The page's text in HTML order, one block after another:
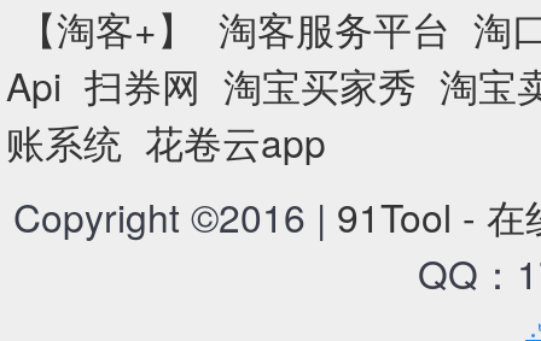
【淘客+】
淘客服务平台 淘
Api 扫券网 淘宝买家秀 淘宝
账系统 花卷云app
Copyright ©2016 | 91Tool - 在
QQ：